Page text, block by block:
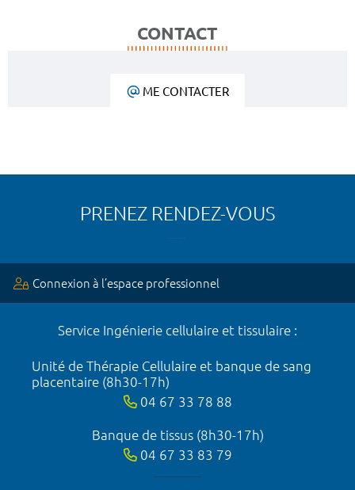
CONTACT
ME CONTACTER
PRENEZ RENDEZ-VOUS
Connexion à l’espace professionnel
Service Ingénierie cellulaire et tissulaire :
Unité de Thérapie Cellulaire et banque de sang
placentaire (8h30-17h)
04 67 33 78 88
Banque de tissus (8h30-17h)
04 67 33 83 79